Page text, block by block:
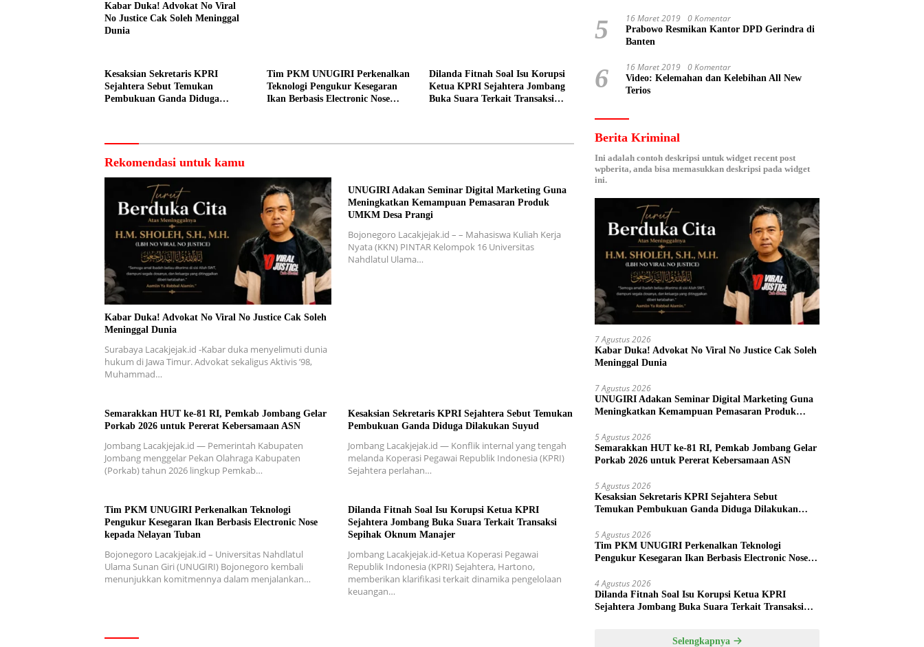
Kabar Duka! Advokat No Viral
No Justice Cak Soleh Meninggal
Dunia
Kesaksian Sekretaris KPRI
Sejahtera Sebut Temukan
Pembukuan Ganda Diduga
Tim PKM UNUGIRI Perkenalkan
Teknologi Pengukur Kesegaran
Ikan Berbasis Electronic Nose
Dilanda Fitnah Soal Isu Korupsi
Ketua KPRI Sejahtera Jombang
Buka Suara Terkait Transaksi
Rekomendasi untuk kamu
Kabar Duka! Advokat No Viral No Justice Cak Soleh
Meninggal Dunia
Surabaya Lacakjejak.id -Kabar duka menyelimuti dunia
hukum di Jawa Timur. Advokat sekaligus Aktivis ’98,
Muhammad…
UNUGIRI Adakan Seminar Digital Marketing Guna
Meningkatkan Kemampuan Pemasaran Produk
UMKM Desa Prangi
Bojonegoro Lacakjejak.id – – Mahasiswa Kuliah Kerja
Nyata (KKN) PINTAR Kelompok 16 Universitas
Nahdlatul Ulama…
Semarakkan HUT ke-81 RI, Pemkab Jombang Gelar
Porkab 2026 untuk Pererat Kebersamaan ASN
Jombang Lacakjejak.id — Pemerintah Kabupaten
Jombang menggelar Pekan Olahraga Kabupaten
(Porkab) tahun 2026 lingkup Pemkab…
Kesaksian Sekretaris KPRI Sejahtera Sebut Temukan
Pembukuan Ganda Diduga Dilakukan Suyud
Jombang Lacakjejak.id — Konflik internal yang tengah
melanda Koperasi Pegawai Republik Indonesia (KPRI)
Sejahtera perlahan…
Tim PKM UNUGIRI Perkenalkan Teknologi
Pengukur Kesegaran Ikan Berbasis Electronic Nose
kepada Nelayan Tuban
Bojonegoro Lacakjejak.id – Universitas Nahdlatul
Ulama Sunan Giri (UNUGIRI) Bojonegoro kembali
menunjukkan komitmennya dalam menjalankan…
Dilanda Fitnah Soal Isu Korupsi Ketua KPRI
Sejahtera Jombang Buka Suara Terkait Transaksi
Sepihak Oknum Manajer
Jombang Lacakjejak.id-Ketua Koperasi Pegawai
Republik Indonesia (KPRI) Sejahtera, Hartono,
memberikan klarifikasi terkait dinamika pengelolaan
keuangan…
5 16 Maret 2019 0 Komentar
Prabowo Resmikan Kantor DPD Gerindra di
Banten
6 16 Maret 2019 0 Komentar
Video: Kelemahan dan Kelebihan All New
Terios
Berita Kriminal
Ini adalah contoh deskripsi untuk widget recent post
wpberita, anda bisa memasukkan deskripsi pada widget
ini.
7 Agustus 2026
Kabar Duka! Advokat No Viral No Justice Cak Soleh
Meninggal Dunia
7 Agustus 2026
UNUGIRI Adakan Seminar Digital Marketing Guna
Meningkatkan Kemampuan Pemasaran Produk
5 Agustus 2026
Semarakkan HUT ke-81 RI, Pemkab Jombang Gelar
Porkab 2026 untuk Pererat Kebersamaan ASN
5 Agustus 2026
Kesaksian Sekretaris KPRI Sejahtera Sebut
Temukan Pembukuan Ganda Diduga Dilakukan
5 Agustus 2026
Tim PKM UNUGIRI Perkenalkan Teknologi
Pengukur Kesegaran Ikan Berbasis Electronic Nose
4 Agustus 2026
Dilanda Fitnah Soal Isu Korupsi Ketua KPRI
Sejahtera Jombang Buka Suara Terkait Transaksi
Selengkapnya